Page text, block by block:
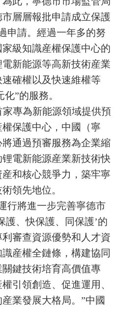
層層報批申請成立保護
申請。經過一年多的努
級知識産權保護中心的
新能源等高新技術産業
確權以及快速維權等
”的服務。
專為新能源領域提供預
保護中心，中國（寧
通過預審服務為企業縮
電新能源産業新技術快
和核心競爭力，築牢寧
領先地位。
行將進一步完善寧德市
護、快保護、同保護’的
審查資源優勢和人才資
産權全鏈條，構建協同
鍵技術培育高價值專
引領創造、促進運用、
業發展大格局。”中國